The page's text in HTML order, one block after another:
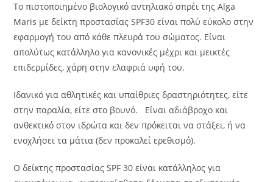
Το πιστοποιημένο βιολογικό αντηλιακό σπρέι της Alga
Maris με δείκτη προστασίας SPF30 είναι πολύ εύκολο στην
εφαρμογή του από κάθε πλευρά του σώματος. Είναι
απολύτως κατάλληλο για κανονικές μέχρι και μεικτές
επιδερμίδες, χάρη στην ελαφριά υφή του.
Ιδανικό για αθλητικές και υπαίθριες δραστηριότητες, είτε
στην παραλία, είτε στο βουνό. Είναι αδιάβροχο και
ανθεκτικό στον ιδρώτα και δεν πρόκειται να στάξει, ή να
ενοχλήσει τα μάτια (δεν προκαλεί ερεθισμό).
Ο δείκτης προστασίας SPF 30 είναι κατάλληλος για